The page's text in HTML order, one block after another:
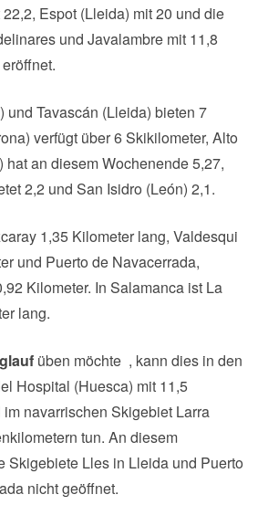
Espot (Lleida) mit 20 und die
und Javalambre mit 11,8
und Tavascán (Lleida) bieten 7
verfügt über 6 Skikilometer, Alto
an diesem Wochenende 5,27,
2,2 und San Isidro (León) 2,1.
1,35 Kilometer lang, Valdesqui
und Puerto de Navacerrada,
Kilometer. In Salamanca ist La
lang.
üben möchte , kann dies in den
Hospital (Huesca) mit 11,5
navarrischen Skigebiet Larra
tun. An diesem
Skigebiete Lles in Lleida und Puerto
nicht geöffnet.